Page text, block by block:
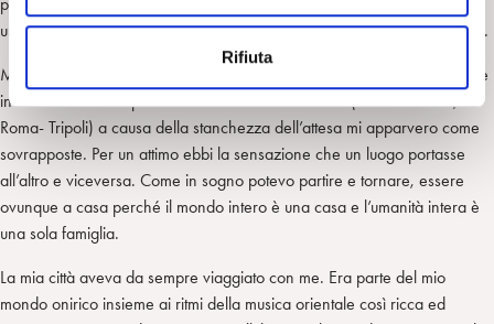
e
Rifiuta
uno scalo aereo, in treno, seduti al bar o osservando i figli che giocano.
Molti anni fa, durante una sosta all’aeroporto di Roma, sul tabellone che
indicava dei voli in partenza due scritte ben distinte (Roma-Tel Aviv,
Roma- Tripoli) a causa della stanchezza dell’attesa mi apparvero come
sovrapposte. Per un attimo ebbi la sensazione che un luogo portasse
all’altro e viceversa. Come in sogno potevo partire e tornare, essere
ovunque a casa perché il mondo intero è una casa e l’umanità intera è
una sola famiglia.
La mia città aveva da sempre viaggiato con me. Era parte del mio
mondo onirico insieme ai ritmi della musica orientale così ricca ed